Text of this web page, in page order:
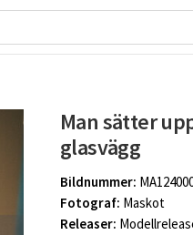
Man sätter
glasvägg
Bildnummer:
Fotograf: Maskot
Releaser: